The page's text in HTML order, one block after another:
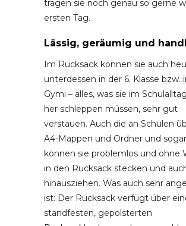
tragen sie noch genau so gerne
ersten Tag.
Lässig, geräumig und
Im Rucksack können sie auch
unterdessen in der 6. Klasse bzw.
Gymi – alles, was sie im
her schleppen müssen, sehr gut
verstauen. Auch die an Schulen
A4-Mappen und Ordner und
können sie problemlos und ohne
in den Rucksack stecken und
hinausziehen. Was auch sehr
ist: Der Rucksack verfügt über
standfesten, gepolsterten